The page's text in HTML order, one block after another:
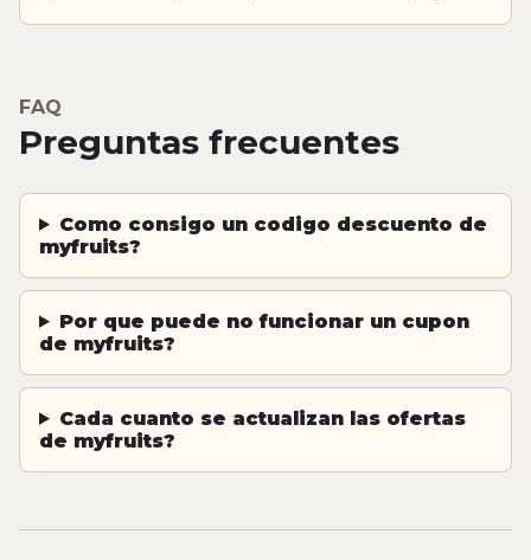
FAQ
Preguntas frecuentes
Como consigo un codigo descuento de
myfruits?
Por que puede no funcionar un cupon
de myfruits?
Cada cuanto se actualizan las ofertas
de myfruits?